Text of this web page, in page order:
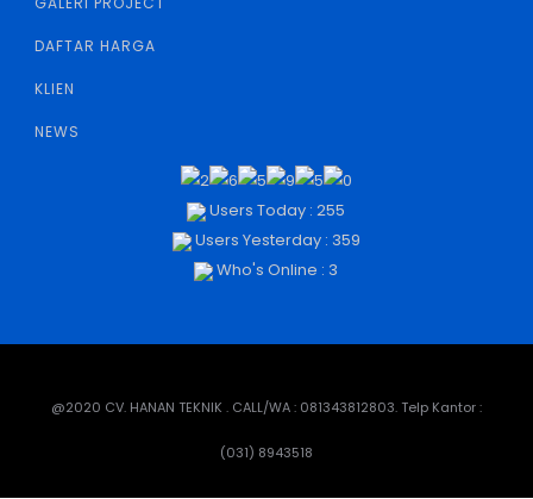
DAFTAR HARGA
KLIEN
NEWS
Users Today : 255
Users Yesterday : 359
Who's Online : 3
@2020 CV. HANAN TEKNIK . CALL/WA : 081343812803. Telp Kantor :
(031) 8943518